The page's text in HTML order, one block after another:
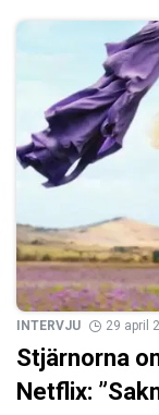
INTERVJU 29 april
Stjärnorna
Netflix: